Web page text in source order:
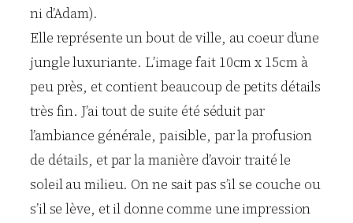
ni d’Adam).
Elle représente un bout de ville, au coeur d’une
jungle luxuriante. L’image fait 10cm x 15cm à
peu près, et contient beaucoup de petits détails
très fin. J’ai tout de suite été séduit par
l’ambiance générale, paisible, par la profusion
de détails, et par la manière d’avoir traité le
soleil au milieu. On ne sait pas s’il se couche ou
s’il se lève, et il donne comme une impression